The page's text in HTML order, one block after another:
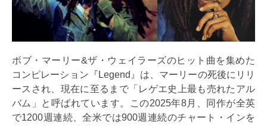
ボブ・マーリー&ザ・ウェイラーズのヒット曲を集めた
コンピレーション『Legend』は、マーリーの死後にリリ
ースされ、現在に至るまで「レゲエ史上最も売れたアル
バム」と呼ばれています。この2025年8月、同作が全英
で1200週連続、全米では900週連続のチャート・インを